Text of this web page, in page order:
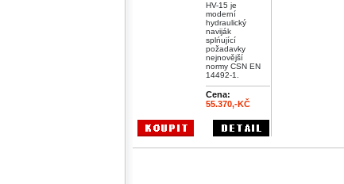
HV-15 je
moderní
hydraulický
naviják
splńující
požadavky
nejnovější
normy CSN EN
14492-1.
Cena:
55.370,-KČ